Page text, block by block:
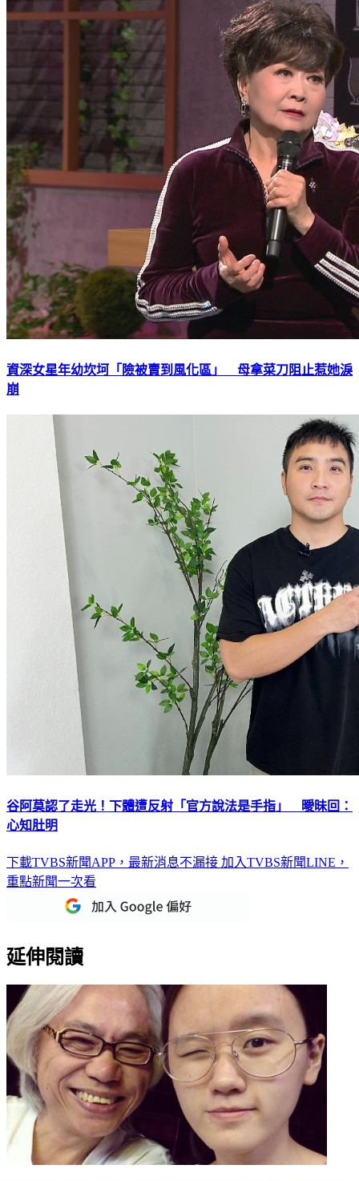
資深女星年幼坎坷「險被賣到風化區」 母拿菜刀阻止惹她淚
崩
谷阿莫認了走光！下體遭反射「官方說法是手指」 曖昧回：
心知肚明
下載TVBS新聞APP，最新消息不漏接 加入TVBS新聞LINE，
重點新聞一次看
延伸閱讀